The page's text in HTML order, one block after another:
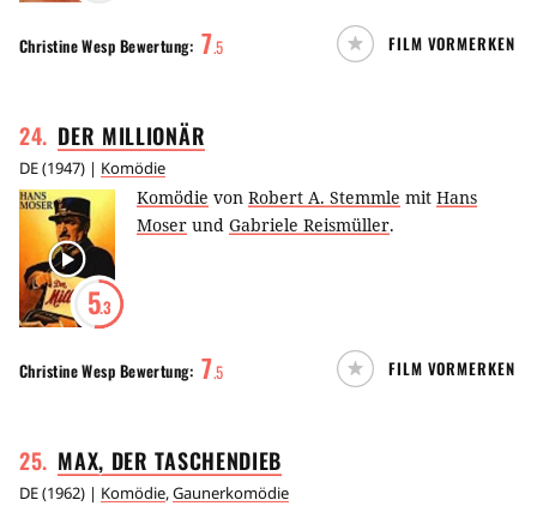
Christine Wesp Bewertung: 7.5 FILM VORMERKEN
24. DER MILLIONÄR
DE(1947) | Komödie
5.3
Komödie von Robert A. Stemmle mit Hans
Moser und Gabriele Reismüller.
Christine Wesp Bewertung: 7.5 FILM VORMERKEN
25. MAX, DERTASCHENDIEB
DE(1962) | Komödie,Gaunerkomödie